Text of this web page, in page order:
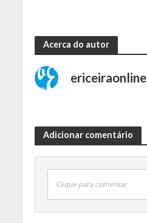
Acerca do autor
ericeiraonline
Adicionar comentário
Clique para comentar